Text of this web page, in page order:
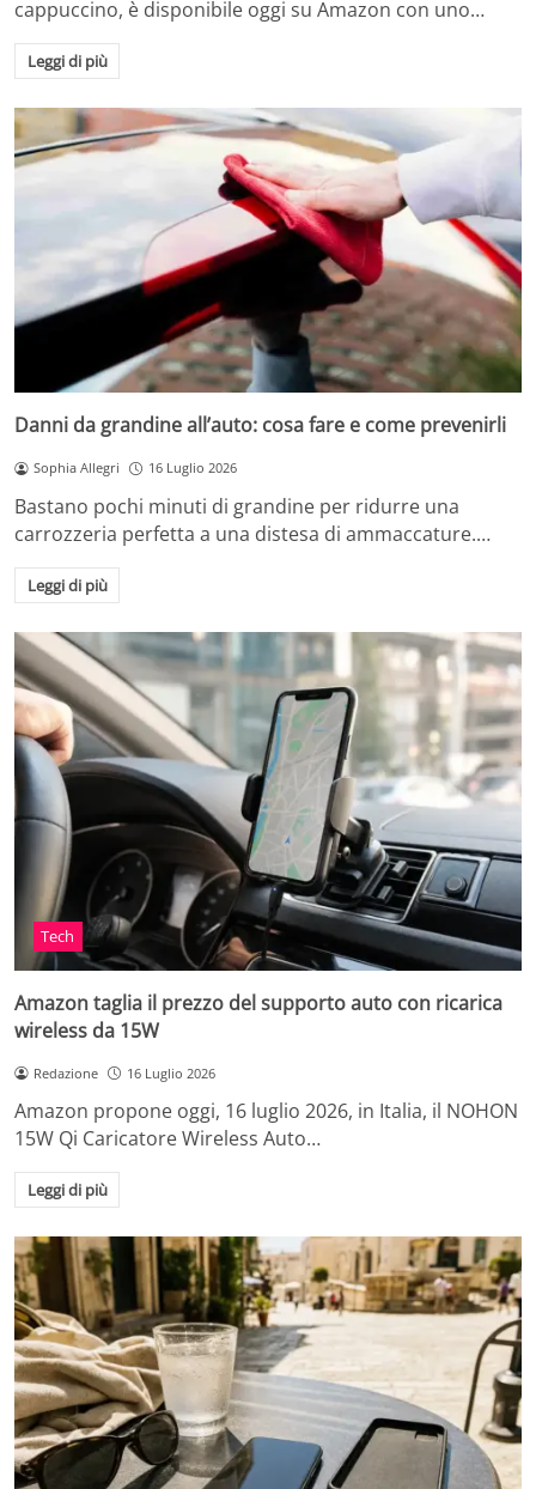
cappuccino, è disponibile oggi su Amazon con uno…
Leggi di più
Danni da grandine all’auto: cosa fare e come prevenirli
Sophia Allegri 16 Luglio 2026
Bastano pochi minuti di grandine per ridurre una
carrozzeria perfetta a una distesa di ammaccature.…
Leggi di più
Tech
Amazon taglia il prezzo del supporto auto con ricarica
wireless da 15W
Redazione 16 Luglio 2026
Amazon propone oggi, 16 luglio 2026, in Italia, il NOHON
15W Qi Caricatore Wireless Auto…
Leggi di più